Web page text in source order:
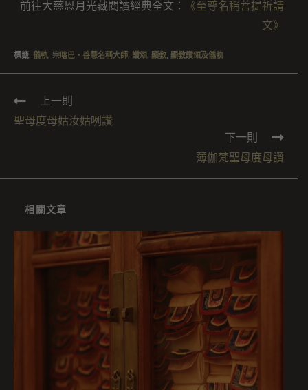
前往大慈恩月光藏閱讀經典全文：
《至尊名稱菩提祈請
文》
標籤: 儀軌 宗喀巴・善慧名稱大師 讚頌 顯教 顯教讚頌及儀軌
上一則
聖母度母姑汝姑咧讚
下一則
薄伽梵聖母度母讚
相關文章